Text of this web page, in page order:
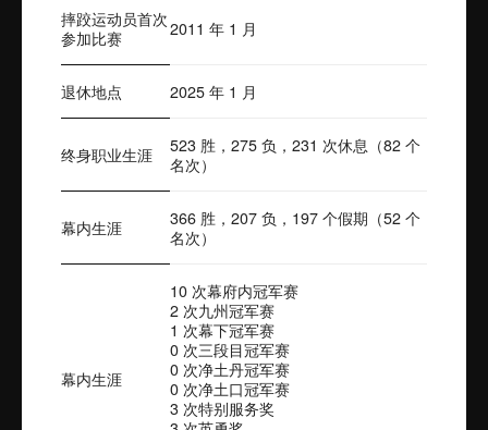
摔跤运动员首次
参加比赛
2011 年 1 月
退休地点 2025 年 1 月
终身职业生涯
523 胜，275 负，231 次休息（82 个
名次）
幕内生涯
366 胜，207 负，197 个假期（52 个
名次）
幕内生涯
10 次幕府内冠军赛
2 次九州冠军赛
1 次幕下冠军赛
0 次三段目冠军赛
0 次净土丹冠军赛
0 次净土口冠军赛
3 次特别服务奖